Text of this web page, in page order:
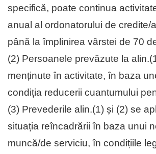
specifică, poate continua
anual al ordonatorului de credite/
până la împlinirea vârstei de 70
(2) Persoanele prevăzute la
menținute în activitate, în baza
condiția reducerii cuantumului
(3) Prevederile alin.(1) și (2) se
situația reîncadrării în baza unui
muncă/de serviciu, în condițiile